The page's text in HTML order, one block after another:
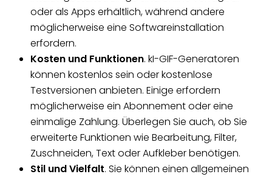
oder als Apps erhältlich, während andere
möglicherweise eine Softwareinstallation
erfordern.
Kosten und Funktionen. kI-GIF-Generatoren
können kostenlos sein oder kostenlose
Testversionen anbieten. Einige erfordern
möglicherweise ein Abonnement oder eine
einmalige Zahlung. Überlegen Sie auch, ob Sie
erweiterte Funktionen wie Bearbeitung, Filter,
Zuschneiden, Text oder Aufkleber benötigen.
Stil und Vielfalt. Sie können einen allgemeinen